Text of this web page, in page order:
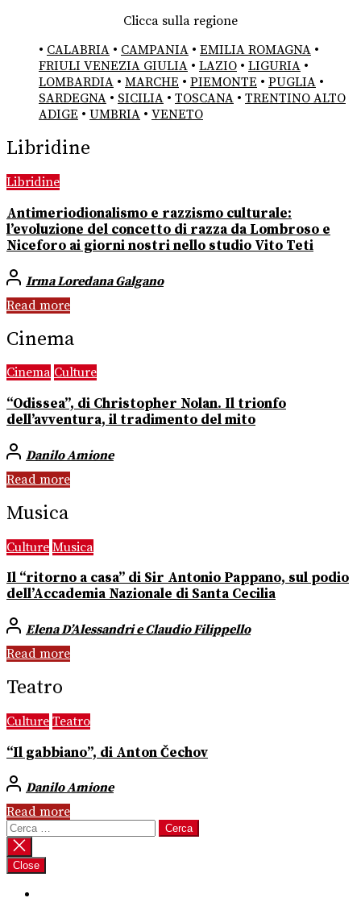
Clicca sulla regione
• CALABRIA • CAMPANIA • EMILIA ROMAGNA •
FRIULI VENEZIA GIULIA • LAZIO • LIGURIA •
LOMBARDIA • MARCHE • PIEMONTE • PUGLIA •
SARDEGNA • SICILIA • TOSCANA • TRENTINO ALTO
ADIGE • UMBRIA • VENETO
Libridine
Libridine
Antimeriodionalismo e razzismo culturale:
l’evoluzione del concetto di razza da Lombroso e
Niceforo ai giorni nostri nello studio Vito Teti
Irma Loredana Galgano
Read more
Cinema
Cinema Culture
“Odissea”, di Christopher Nolan. Il trionfo
dell’avventura, il tradimento del mito
Danilo Amione
Read more
Musica
Culture Musica
Il “ritorno a casa” di Sir Antonio Pappano, sul podio
dell’Accademia Nazionale di Santa Cecilia
Elena D’Alessandri e Claudio Filippello
Read more
Teatro
Culture Teatro
“Il gabbiano”, di Anton Čechov
Danilo Amione
Read more
Ricerca
per:
Close